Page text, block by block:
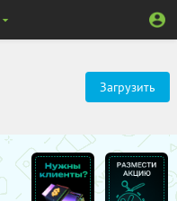
Загрузить